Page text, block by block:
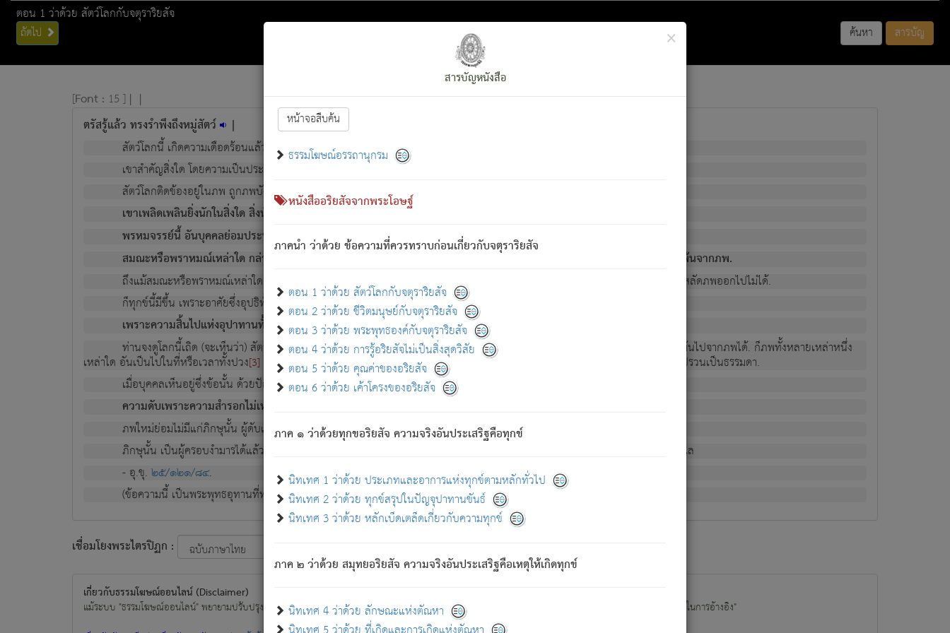
ตอน 1 ว่าด้วย สัตว์โลกกับจตุราริยสัจ
ถัดไป ค้นหา สารบัญ
×
สารบัญหนังสือ
หน้าจอสืบค้น
ธรรมโฆษณ์อรรถานุกรม
หนังสืออริยสัจจากพระโอษฐ์
ภาคนำ ว่าด้วย ข้อความที่ควรทราบก่อนเกี่ยวกับจตุราริยสัจ
ตอน 1 ว่าด้วย สัตว์โลกกับจตุราริยสัจ
ตอน 2 ว่าด้วย ชีวิตมนุษย์กับจตุราริยสัจ
ตอน 3 ว่าด้วย พระพุทธองค์กับจตุราริยสัจ
ตอน 4 ว่าด้วย การรู้อริยสัจไม่เป็นสิ่งสุดวิสัย
ตอน 5 ว่าด้วย คุณค่าของอริยสัจ
ตอน 6 ว่าด้วย เค้าโครงของอริยสัจ
ภาค ๑ ว่าด้วยทุกขอริยสัจ ความจริงอันประเสริฐคือทุกข์
นิทเทศ 1 ว่าด้วย ประเภทและอาการแห่งทุกข์ตามหลักทั่วไป
นิทเทศ 2 ว่าด้วย ทุกข์สรุปในปัญจุปาทานขันธ์
นิทเทศ 3 ว่าด้วย หลักเบ็ดเตล็ดเกี่ยวกับความทุกข์
ภาค ๒ ว่าด้วย สมุทยอริยสัจ ความจริงอันประเสริฐคือเหตุให้เกิดทุกข์
นิทเทศ 4 ว่าด้วย ลักษณะแห่งตัณหา
[Font : 15 ] | |
ตรัสรู้แล้ว ทรงรำพึงถึงหมู่สัตว์ |
สัตว์โลกนี้ เกิดความเดือดร้อนแล้ว มีผัสสะบังหน้า[1]ย่อมกล่าวซึ่งโรค (ความเสียดแทง) นั้นโดยความเป็นตัวเป็นตน
เขาสำคัญสิ่งใด โดยความเป็นประการใด แต่สิ่งนั้นย่อมเป็น (ตามที่เป็นจริง) โดยประการอื่นจากที่เขาสำคัญนั้น
สัตว์โลกติดข้องอยู่ในภพ ถูกภพบังหน้าแล้ว มีภพโดยความเป็นอย่างอื่น (จากที่มันเป็นอยู่จริง) จึงได้เพลิดเพลินยิ่งนักในภพนั้น
เขาเพลิดเพลินยิ่งนักในสิ่งใด สิ่งนั้นเป็นภัย (ที่เขาไม่รู้จัก) : เขากลัวต่อสิ่งใดสิ่งนั้นเป็นทุกข์
พรหมจรรย์นี้ อันบุคคลย่อมประพฤติ ก็เพื่อการละขาดซึ่งภพ.
สมณะหรือพราหมณ์เหล่าใด กล่าวความหลุดพ้นจากภพว่ามีได้เพราะภพ เรากล่าวว่า สมณะหรือพราหมณ์ทั้งปวงนั้น มิใช่ผู้หลดพ้นจากภพ.
ถึงแม้สมณะหรือพราหมณ์เหล่าใด กล่าวความออกไปได้จากภพ ว่ามีได้เพราะวิภพ[2]
: เรากล่าวว่า สมณะหรือพราหมณ์ทั้งปวงนั้น ก็ยังสลัดภพออกไปไม่ได้.
ก็ทุกข์นี้มีขึ้น เพราะอาศัยซึ่งอุปธิทั้งปวง.
เพราะความสิ้นไปแห่งอุปาทานทั้งปวง ความเกิดขึ้นแห่งทุกข์จึงไม่มี.
ท่านจงดูโลกนี้เถิด (จะเห็นว่า) สัตว์ทั้งหลายอันอวิชาหนาแน่นบังหนาแล้ว; และว่า สัตว์ผู้ยินดีในภพอันเป็นแล้วนั้น ย่อมไม่เป็นผู้หลุดพ้นไปจากภพได้. ก็ภพทั้งหลายเหล่าหนึ่ง
เหล่าใด อันเป็นไปในที่หรือเวลาทั้งปวง[3] เพื่อความมีแห่งประโยชน์โดยประการทั้งปวง; ภพทั้งหลายทั้งหมดนั้น ไม่เที่ยง เป็นทุกข์ มีความแปรปรวนเป็นธรรมดา.
เมื่อบุคคลเห็นอยู่ซึ่งข้อนั้น ด้วยปัญญาอันชอบตามที่เป็นจริงอย่างนี้อยู่; เขาย่อมละภวตัณหาได้ และไม่เพลิดเพลินวิภวตัณหาด้วย.
ความดับเพราะความสำรอกไม่เหลือ (แห่งภพทั้งหลาย) เพราะความสิ้นไปแห่งตัณหาโดยประการทั้งปวง นั้นคือนิพพาน.
ภพใหม่ย่อมไม่มีแก่ภิกษุนั้น ผู้ดับเย็นสนิทแล้ว เพราะไม่มีความยึดมั่น
ภิกษุนั้น เป็นผู้ครอบงำมารได้แล้ว ชนะสงครามแล้ว ก้าวล่วงภพทั้งหลายทั้งปวงได้แล้ว เป็นผู้คงที่ (คือไม่เปลี่ยนแปลงอีกต่อไป). ดังนี้แล
- อุ.ขุ.๒๕/๑๒๑/๘๔.
(ข้อความนี้ เป็นพระพุทธอุทานที่ทรงเปล่งออก ที่โคนต้นโพธิ์เป็นที่ตรัสรู้ เมื่อตรัสรู้แล้วได้ 7 วัน)
เชื่อมโยงพระไตรปิฏก :
เกี่ยวกับธรรมโฆษณ์ออนไลน์ (Disclaimer)
แม้ระบบ "ธรรมโฆษณ์ออนไลน์" พยายามปรับปรุงข้อมูลให้ถูกต้องมากที่สุด ผู้ศึกษาก็พึงตรวจสอบกับตัวเล่มหนังสือต้นฉบับ ที่มีการพิมพ์ครั้งล่าสุด ก่อนนำข้อมูลไปใช้ในการอ้างอิง"